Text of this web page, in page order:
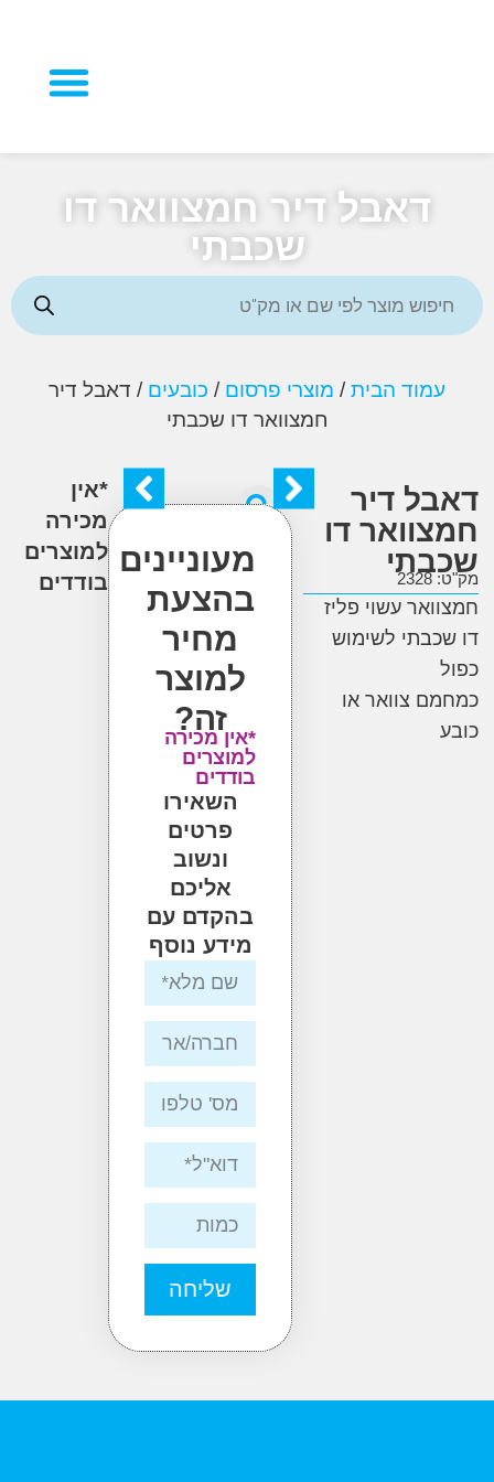
דאבל דיר חמצוואר דו
שכבתי
הבית/מוצרי פרסום /כובעים/ דאבל דיר
חמצוואר דו שכבתי
דיר
דו
עשוי פליז
לשימוש
צוואר או
מעוניינים
בהצעת
מחיר
למוצר
*אין מכירה
למוצרים
בודדים
השאירו
פרטים
אליכם
בהקדם עם
מידע נוסף
שליחה
*אין
מכירה
למוצרים
בודדים